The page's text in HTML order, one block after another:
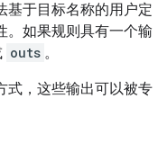
基于目标名称的用户定
。如果规则具有一个输
outs 。
式，这些输出可以被专